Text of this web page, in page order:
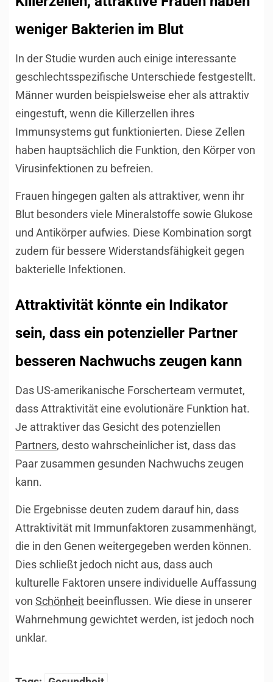
weniger Bakterien im Blut
In der Studie wurden auch einige interessante
geschlechtsspezifische Unterschiede festgestellt.
Männer wurden beispielsweise eher als attraktiv
eingestuft, wenn die Killerzellen ihres
Immunsystems gut funktionierten. Diese Zellen
haben hauptsächlich die Funktion, den Körper von
Virusinfektionen zu befreien.
Frauen hingegen galten als attraktiver, wenn ihr
Blut besonders viele Mineralstoffe sowie Glukose
und Antikörper aufwies. Diese Kombination sorgt
zudem für bessere Widerstandsfähigkeit gegen
bakterielle Infektionen.
Attraktivität könnte ein Indikator
sein, dass ein potenzieller Partner
besseren Nachwuchs zeugen kann
Das US-amerikanische Forscherteam vermutet,
dass Attraktivität eine evolutionäre Funktion hat.
Je attraktiver das Gesicht des potenziellen
Partners, desto wahrscheinlicher ist, dass das
Paar zusammen gesunden Nachwuchs zeugen
kann.
Die Ergebnisse deuten zudem darauf hin, dass
Attraktivität mit Immunfaktoren zusammenhängt,
die in den Genen weitergegeben werden können.
Dies schließt jedoch nicht aus, dass auch
kulturelle Faktoren unsere individuelle Auffassung
von Schönheit beeinflussen. Wie diese in unserer
Wahrnehmung gewichtet werden, ist jedoch noch
unklar.